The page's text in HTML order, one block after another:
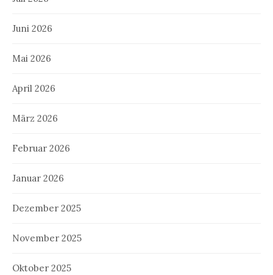
Juni 2026
Mai 2026
April 2026
März 2026
Februar 2026
Januar 2026
Dezember 2025
November 2025
Oktober 2025